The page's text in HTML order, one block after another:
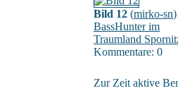
Bild 12 (mirko-sn)
BassHunter im
Traumland
Kommentare: 0
Zur Zeit aktive